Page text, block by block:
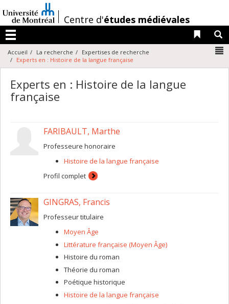
au
contenu
/
Centre d'études médiévales
Menu
Liens
Accueil La recherche
Expertises de recherche
Experts en : Histoire de la langue française
Experts en : Histoire de la langue
française
FARIBAULT, Marthe
Professeure honoraire
Histoire de la langue française
Profil complet
GINGRAS, Francis
Professeur titulaire
Moyen Âge
Littérature française (Moyen Âge)
Histoire du roman
Théorie du roman
Poétique historique
Histoire de la langue française